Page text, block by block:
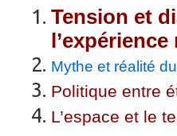
Tension et
Mythe et réalité
Politique entre
L’espace et le